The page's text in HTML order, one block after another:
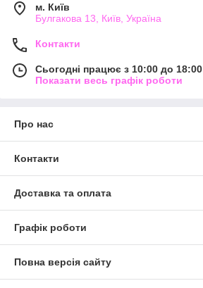
м. Київ
Булгакова 13, Київ, Україна
Контакти
Сьогодні працює з 10:00 до 18:00
Показати весь графік роботи
Про нас
Контакти
Доставка та оплата
Графік роботи
Повна версія сайту